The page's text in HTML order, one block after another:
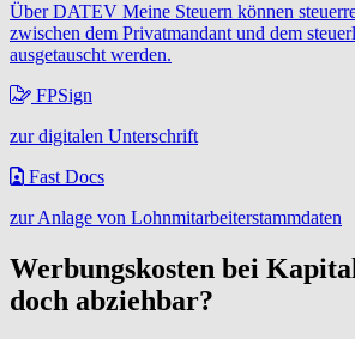
Über DATEV Meine Steuern können
zwischen dem Privatmandant und dem
ausgetauscht werden.
FPSign
zur digitalen Unterschrift
Fast Docs
zur Anlage von Lohnmitarbeiterstammdaten
Werbungskosten bei
doch abziehbar?